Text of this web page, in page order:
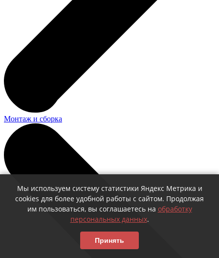
Монтаж и сборка
Мы используем систему статистики Яндекс Метрика и
cookies для более удобной работы с сайтом. Продолжая
им пользоваться, вы соглашаетесь на обработку
персональных данных.
Принять